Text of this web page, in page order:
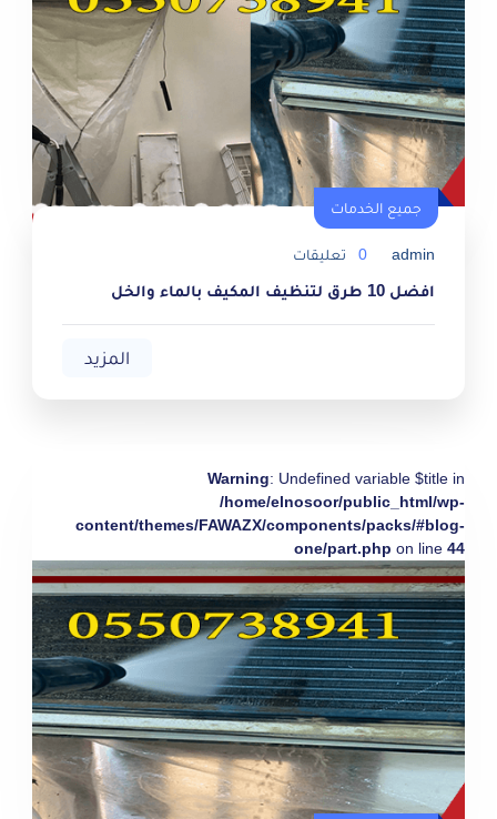
جميع الخدمات
admin
0 تعليقات
افضل 10 طرق لتنظيف المكيف بالماء والخل
المزيد
Warning: Undefined variable $title in
/home/elnosoor/public_html/wp-
content/themes/FAWAZX/components/packs/#blog-
one/part.php on line 44
جميع الخدمات